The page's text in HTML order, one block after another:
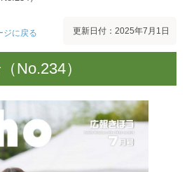
ジに戻る 更新日付：2025年7月1日
No.234）